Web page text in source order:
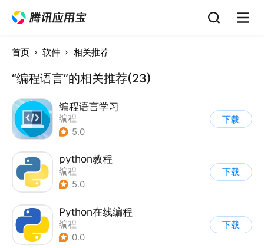
首页 软件 相关推荐
“编程语言”的相关推荐(23)
编程语言学习
编程
5.0
下载
python教程
编程
5.0
下载
Python在线编程
编程
0.0
下载